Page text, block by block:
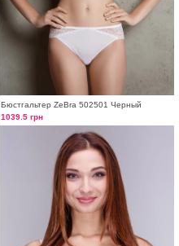
Бюстгальтер ZeBra 502501 Черный
1039.5 грн